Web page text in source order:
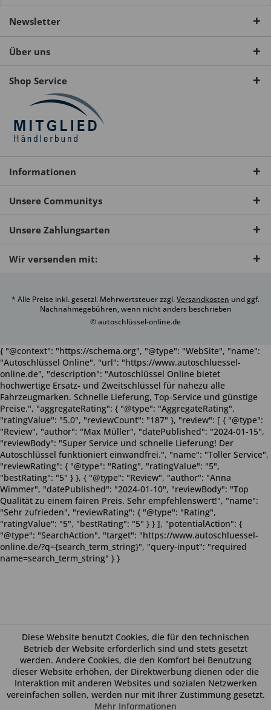
Newsletter
Über uns
Shop Service
Informationen
Unsere Communitys
Unsere Zahlungsarten
Wir versenden mit:
* Alle Preise inkl. gesetzl. Mehrwertsteuer zzgl.Versandkosten und ggf.
Nachnahmegebühren, wenn nicht anders beschrieben
© autoschlüssel-online.de
Diese Website benutzt Cookies, die für den technischen
Betrieb der Website erforderlich sind und stets gesetzt
werden. Andere Cookies, die den Komfort bei Benutzung
dieser Website erhöhen, der Direktwerbung dienen oder die
Interaktion mit anderen Websites und sozialen Netzwerken
vereinfachen sollen, werden nur mit Ihrer Zustimmung gesetzt.
Mehr Informationen
{ "@context": "https://schema.org", "@type": "WebSite", "name":
"Autoschlüssel Online", "url": "https://www.autoschluessel-
online.de", "description": "Autoschlüssel Online bietet
hochwertige Ersatz- und Zweitschlüssel für nahezu alle
Fahrzeugmarken. Schnelle Lieferung, Top-Service und günstige
Preise.", "aggregateRating": { "@type": "AggregateRating",
"ratingValue": "5.0", "reviewCount": "187" }, "review": [ { "@type":
"Review", "author": "Max Müller", "datePublished": "2024-01-15",
"reviewBody": "Super Service und schnelle Lieferung! Der
Autoschlüssel funktioniert einwandfrei.", "name": "Toller Service",
"reviewRating": { "@type": "Rating", "ratingValue": "5",
"bestRating": "5" } }, { "@type": "Review", "author": "Anna
Wimmer", "datePublished": "2024-01-10", "reviewBody": "Top
Qualität zu einem fairen Preis. Sehr empfehlenswert!", "name":
"Sehr zufrieden", "reviewRating": { "@type": "Rating",
"ratingValue": "5", "bestRating": "5" } } ], "potentialAction": {
"@type": "SearchAction", "target": "https://www.autoschluessel-
online.de/?q={search_term_string}", "query-input": "required
name=search_term_string" } }